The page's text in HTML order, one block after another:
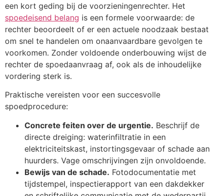
een kort geding bij de voorzieningenrechter. Het
spoedeisend belang is een formele voorwaarde: de
rechter beoordeelt of er een actuele noodzaak bestaat
om snel te handelen om onaanvaardbare gevolgen te
voorkomen. Zonder voldoende onderbouwing wijst de
rechter de spoedaanvraag af, ook als de inhoudelijke
vordering sterk is.
Praktische vereisten voor een succesvolle
spoedprocedure:
Concrete feiten over de urgentie. Beschrijf de
directe dreiging: waterinfiltratie in een
elektriciteitskast, instortingsgevaar of schade aan
huurders. Vage omschrijvingen zijn onvoldoende.
Bewijs van de schade. Fotodocumentatie met
tijdstempel, inspectierapport van een dakdekker